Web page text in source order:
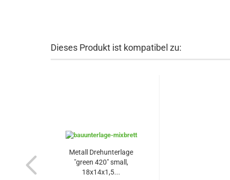
Dieses Produkt ist kompatibel zu:
Metall Drehunterlage
"green 420" small,
18x14x1,5...